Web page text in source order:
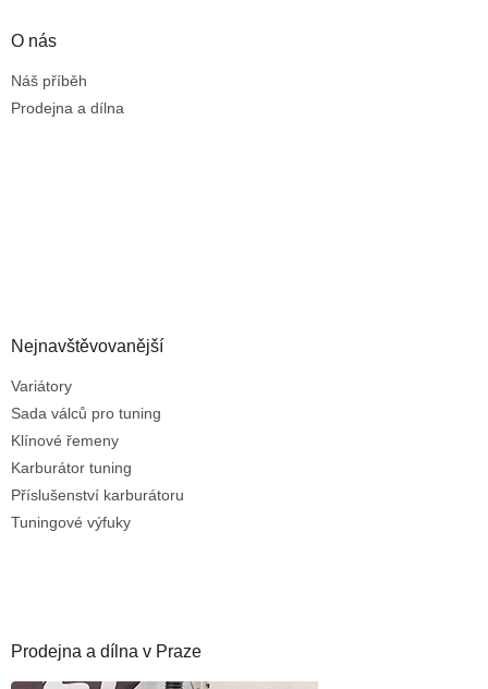
O nás
Náš příběh
Prodejna a dílna
Nejnavštěvovanější
Variátory
Sada válců pro tuning
Klínové řemeny
Karburátor tuning
Příslušenství karburátoru
Tuningové výfuky
Prodejna a dílna v Praze